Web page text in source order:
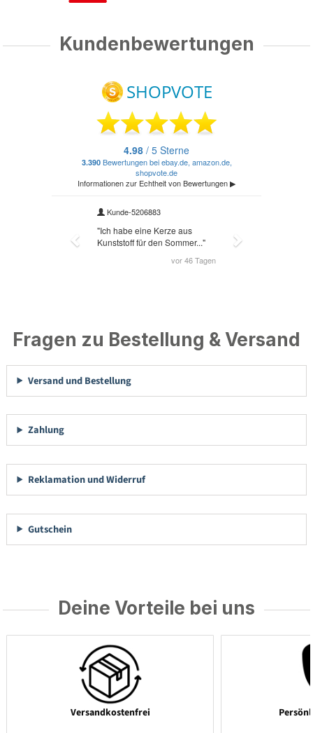
Kundenbewertungen
Fragen zu Bestellung & Versand
Versand und Bestellung
Zahlung
Reklamation und Widerruf
Gutschein
Deine Vorteile bei uns
Versandkostenfrei